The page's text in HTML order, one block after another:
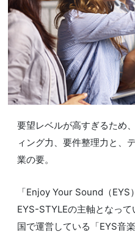
要望レベルが高すぎるため
ィング力、要件整理力と、
業の要。
「Enjoy Your Sound（
EYS-STYLEの主軸となっ
国で運営している「EYS音